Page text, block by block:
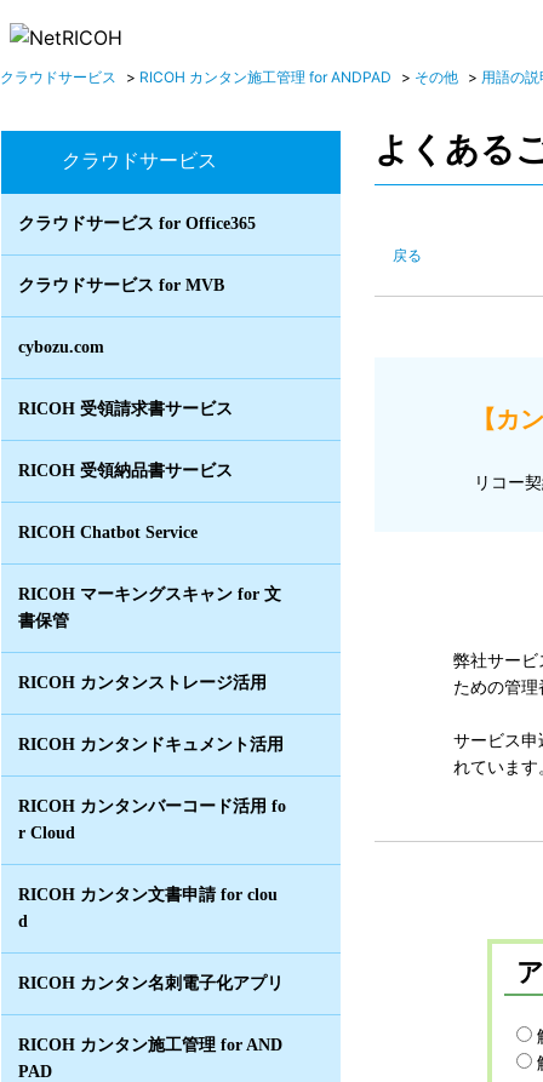
クラウドサービス > RICOH カンタン施工管理 for ANDPAD > その他 > 用語の説
クラウドサービス
クラウドサービス for Office365
クラウドサービス for MVB
cybozu.com
RICOH 受領請求書サービス
RICOH 受領納品書サービス
RICOH Chatbot Service
RICOH マーキングスキャン for 文
書保管
RICOH カンタンストレージ活用
RICOH カンタンドキュメント活用
RICOH カンタンバーコード活用 fo
r Cloud
RICOH カンタン文書申請 for clou
d
RICOH カンタン名刺電子化アプリ
RICOH カンタン施工管理 for AND
PAD
よくある
戻る
【カ
リコー
弊社サー
ための管
サービス
れています